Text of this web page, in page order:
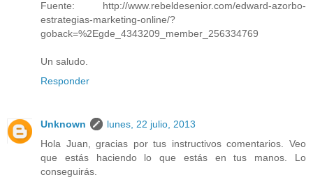
Fuente: http://www.rebeldesenior.com/edward-azorbo-
estrategias-marketing-online/?
goback=%2Egde_4343209_member_256334769
Un saludo.
Responder
Unknown
lunes, 22 julio, 2013
Hola Juan, gracias por tus instructivos comentarios. Veo
que estás haciendo lo que estás en tus manos. Lo
conseguirás.